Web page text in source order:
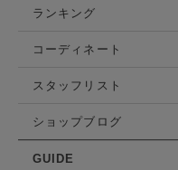
ランキング
コーディネート
スタッフリスト
ショップブログ
GUIDE